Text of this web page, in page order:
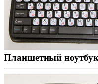
Планшетный